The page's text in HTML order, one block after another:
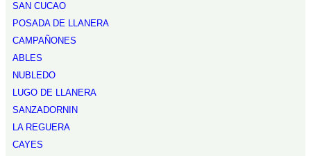
SAN CUCAO
POSADA DE LLANERA
CAMPAÑONES
ABLES
NUBLEDO
LUGO DE LLANERA
SANZADORNIN
LA REGUERA
CAYES